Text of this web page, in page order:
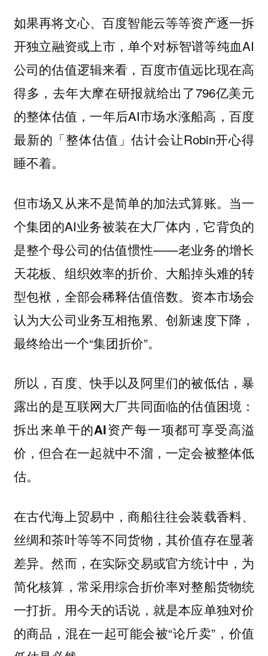
如果再将文心、百度智能云等等资产逐一拆
开独立融资或上市，单个对标智谱等纯血AI
公司的估值逻辑来看，百度市值远比现在高
得多，去年大摩在研报就给出了796亿美元
的整体估值，一年后AI市场水涨船高，百度
最新的「整体估值」估计会让Robin开心得
睡不着。
但市场又从来不是简单的加法式算账。 当一
个集团的AI业务被装在大厂体内，它背负的
是整个母公司的估值惯性——老业务的增长
天花板、组织效率的折价、大船掉头难的转
型包袱，全部会稀释估值倍数。资本市场会
认为大公司业务互相拖累、创新速度下降，
最终给出一个“集团折价”。
所以，百度、快手以及阿里们的被低估，暴
露出的是互联网大厂共同面临的估值困境：
拆出来单干的AI资产每一项都可享受高溢
价，但合在一起就中不溜，一定会被整体低
估。
在古代海上贸易中，商船往往会装载香料、
丝绸和茶叶等等不同货物，其价值存在显著
差异。然而，在实际交易或官方统计中，为
简化核算，常采用‌综合折价率‌对整船货物统
一打折。用今天的话说，就是本应单独对价
的商品，混在一起可能会被“论斤卖”，价值